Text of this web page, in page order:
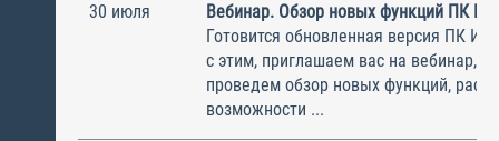
30 июля
Вебинар. Обзор новых функций ПК
Готовится обновленная версия ПК
с этим, приглашаем вас на вебинар,
проведем обзор новых функций,
возможности ...